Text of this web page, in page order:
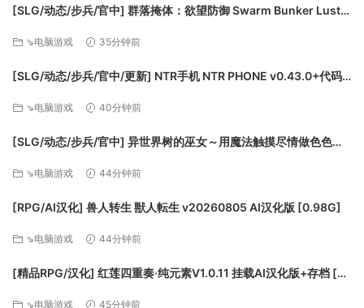
Rougelike的有机结合
当你千辛万苦、百折不挠的完成一次通关后，即可解锁更高难
度。随着难度提升，怪物将会拥有更强的属性，而你则会面临
[SLG/动态/步兵/官中] 群落掩体：欲望防御 Swarm Bunker Lust
⇘电脑游戏 35分钟前
[SLG/动态/步兵/官中/更新] NTR手机 NTR PHONE v0.43.0+代码
⇘电脑游戏 40分钟前
[SLG/动态/步兵/官中] 异世界树的巫女～用魔法触摸尽情做色色的
ISExKAI MAIDEN～Osawari…
⇘电脑游戏 44分钟前
[RPG/AI汉化] 兽人转生 獣人転生 v20260805 AI汉化版 [0.98G]
⇘电脑游戏 44分钟前
[精品RPG/汉化] 红莲四重奏·纯元素V1.0.11 挂载AI汉化版+存档 [更
⇘电脑游戏 45分钟前